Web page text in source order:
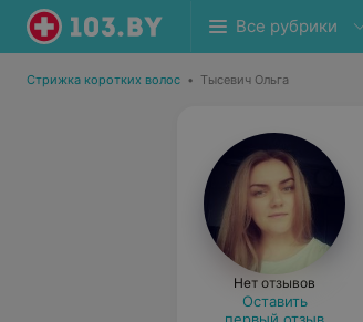
Все рубрики
Стрижка коротких волос • Тысевич Ольга
Нет отзывов
Оставить